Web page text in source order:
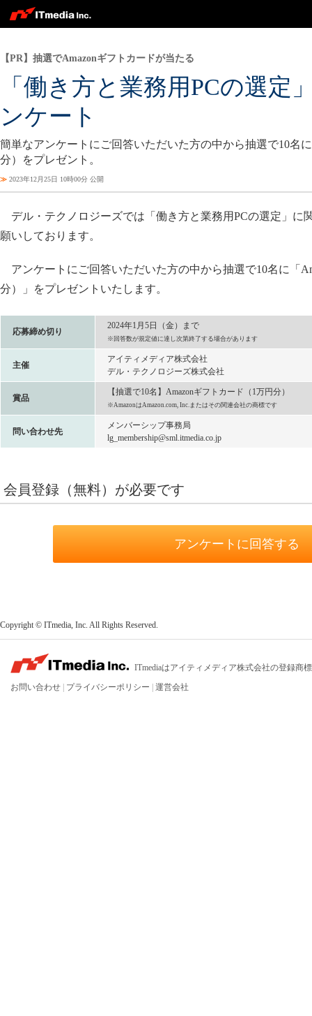
「働き方と業務用PCの選定
ンケート
【PR】抽選でAmazonギフトカードが当たる
簡単なアンケートにご回答いただいた方の中から抽選で10名
分）をプレゼント。
≫ 2023年12月25日 10時00分 公開
デル・テクノロジーズでは「働き方と業務用PCの選定」に
願いしております。
アンケートにご回答いただいた方の中から抽選で10名に「
分）」をプレゼントいたします。
応募締め切り
2024年1月5日（金）まで
※回答数が規定値に達し次第終了する場合があります
主催
アイティメディア株式会社
デル・テクノロジーズ株式会社
賞品
【抽選で10名】Amazonギフトカード（1万円分）
※AmazonはAmazon.com, Inc.またはその関連会社の商標です
問い合わせ先
メンバーシップ事務局
lg_membership@sml.itmedia.co.jp
会員登録（無料）が必要です
アンケートに回答する
Copyright © ITmedia, Inc. All Rights Reserved.
ITmediaはアイティメディア株式会社の登録商
お問い合わせ
プライバシーポリシー 運営会社